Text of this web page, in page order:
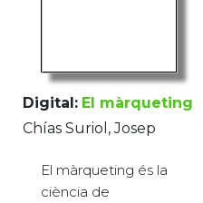
Digital: El màrqueting
Chías Suriol, Josep
El màrqueting és la
ciència de